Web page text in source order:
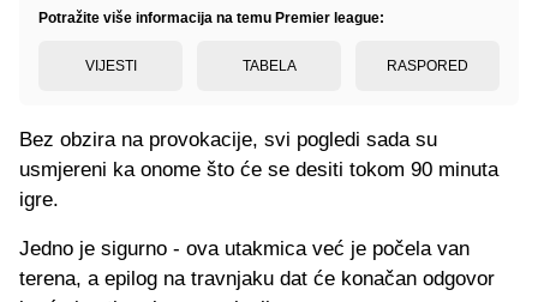
Potražite više informacija na temu Premier league:
VIJESTI TABELA RASPORED
Bez obzira na provokacije, svi pogledi sada su
usmjereni ka onome što će se desiti tokom 90 minuta
igre.
Jedno je sigurno - ova utakmica već je počela van
terena, a epilog na travnjaku dat će konačan odgovor